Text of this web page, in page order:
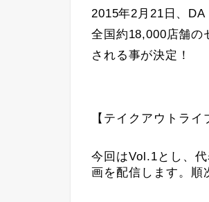
2015年2月21日、DA
全国約18,000店舗の
される事が決定！
【テイクアウトラ
今回はVol.1とし、
画を配信します。順